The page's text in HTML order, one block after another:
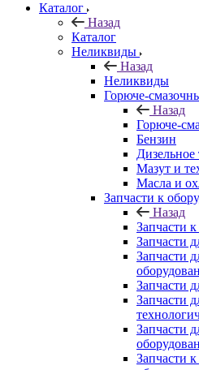
Каталог
Назад
Каталог
Неликвиды
Назад
Неликвиды
Горюче-
Назад
Горюче-
Бензин
Дизельное
Мазут и
Масла и
Запчасти к
Назад
Запчасти
Запчасти
Запчасти
Запчасти
Запчасти
Запчасти
Запчасти